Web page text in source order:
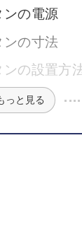
ンの電源
ンの寸法
ンの設置方
っと見る